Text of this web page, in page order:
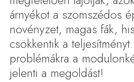
árnyékot a szomszédos
növényzet, magas fák,
csökkentik a
problémákra a
jelenti a megoldást!